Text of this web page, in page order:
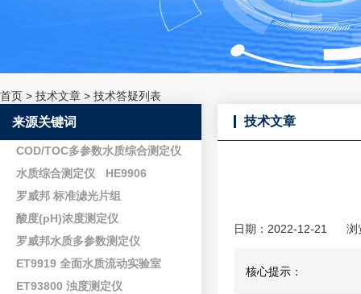
首页 > 技术文章 > 技术答疑列表
来源关键词
COD/TOC多参数水质综合测定仪
水质综合测定仪
HE9906
罗威邦 标准滤光片组
酸度(pH)浓度测定仪
罗威邦水质多参数测定仪
ET9919 全面水质流动实验室
ET93800 浊度测定仪
技术文章
日期：2022-12-21 浏
核心提示：